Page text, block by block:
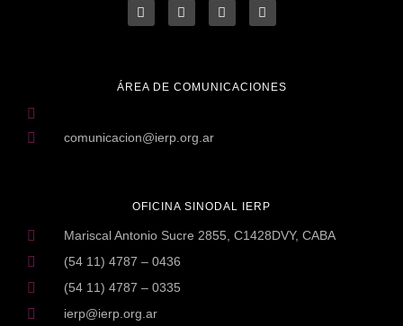
OFICINA SINODAL IERP
Mariscal Antonio Sucre 2855, C1428DVY, CABA
(54 11) 4787 – 0436
(54 11) 4787 – 0335
ierp@ierp.org.ar
ÁREA DE COMUNICACIONES
comunicacion@ierp.org.ar